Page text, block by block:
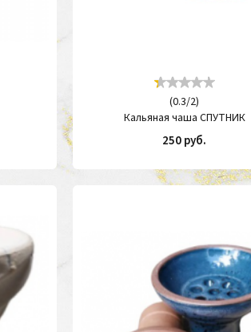
(0.3/2)
Кальяная чаша СПУТНИК
250 руб.